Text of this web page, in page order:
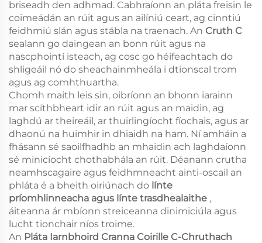
briseadh den adhmad. Cabhraíonn an pláta freisin le
coimeádán an rúit agus an ailíniú ceart, ag cinntiú
feidhmiú slán agus stábla na traenach. An Cruth C
sealann go daingean an bonn rúit agus na
nascphointí isteach, ag cosc go héifeachtach do
shligeáil nó do sheachainmheála i dtionscal trom
agus ag comhthuartha.
Chomh maith leis sin, oibríonn an bhonn iarainn
mar scíthbheart idir an rúit agus an maidin, ag
laghdú ar theireáil, ar thuirlingíocht fíochais, agus ar
dhaonú na huimhir in dhiaidh na ham. Ní amháin a
fhásann sé saoilfhadhb an mhaidin ach laghdaíonn
sé minicíocht chothabhála an rúit. Déanann crutha
neamhscagaire agus feidhmneacht ainti-oscail an
phláta é a bheith oiriúnach do línte
príomhlinneacha agus línte trasdhealaithe ,
áiteanna ár mbíonn streiceanna dinimiciúla agus
lucht tionchair níos troime.
An Pláta Iarnbhoird Cranna Coirille C-Chruthach